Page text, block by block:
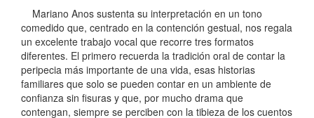
Mariano Anos sustenta su interpretación en un tono
comedido que, centrado en la contención gestual, nos regala
un excelente trabajo vocal que recorre tres formatos
diferentes. El primero recuerda la tradición oral de contar la
peripecia más importante de una vida, esas historias
familiares que solo se pueden contar en un ambiente de
confianza sin fisuras y que, por mucho drama que
contengan, siempre se perciben con la tibieza de los cuentos